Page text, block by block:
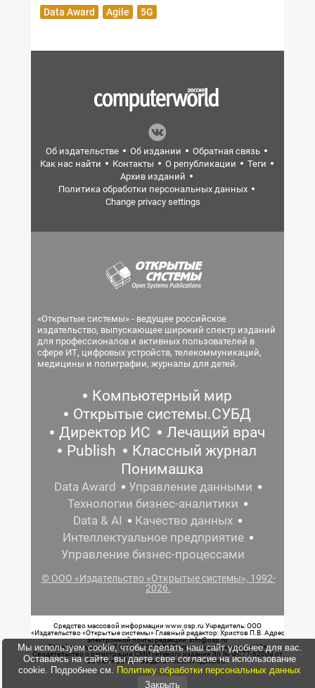
Data Award
Agile 5G
Об издательстве Об издании
Обратная связь
Как нас найти
Контакты О републикации
Теги
Архив изданий
Политика обработки персональных данных
Change privacy settings
«Открытые системы» - ведущее российское
издательство, выпускающее широкий спектр изданий
для профессионалов и активных пользователей в
сфере ИТ, цифровых устройств, телекоммуникаций,
медицины и полиграфии, журналы для детей.
Компьютерный мир
Открытые системы.СУБД
Директор ИС
Лечащий врач
Publish
Классный журнал
Понимашка
Data Award
Управление данными
Технологии бизнес-аналитики
Data & AI
Качество данных
Интеллектуальное предприятие
Управление бизнес-процессами
© ООО «Издательство «Открытые системы», 1992-
2026.
Средство массовой информации www.osp.ru Учредитель: ООО
«Издательство «Открытые системы» Главный редактор: Христов П.В. Адрес
электронной почты редакции: info@osp.ru
Телефон редакции: 7 (499) 703-18-54 Возрастная маркировка: 12+
Свидетельство о регистрации СМИ сетевого издания Эл.№ ФС77-62008 от
05 июня 2015 г. выдано Роскомнадзором.
Мы используем cookie, чтобы сделать наш сайт удобнее для вас.
Оставаясь на сайте, вы даете свое согласие на использование
cookie. Подробнее см. Политику обработки персональных данных
Закрыть